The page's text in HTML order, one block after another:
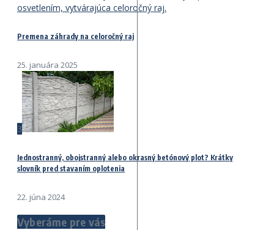
Premena záhrady na celoročný raj
25. januára 2025
3
Jednostranný, obojstranný alebo okrasný betónový plot? Krátky
slovník pred stavaním oplotenia
22. júna 2024
Vyberáme pre vás